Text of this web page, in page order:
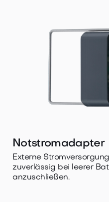
Notstromadapter
Externe
zuverlässig bei leerer
anzuschließen.